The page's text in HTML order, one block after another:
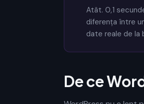
Atât. 0,1
diferența între
date reale de la
De ce